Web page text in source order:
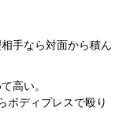
手なら対面から積ん
高い。
ボディプレスで殴り